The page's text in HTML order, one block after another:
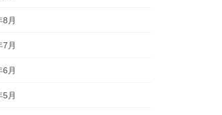
8月
7月
6月
5月